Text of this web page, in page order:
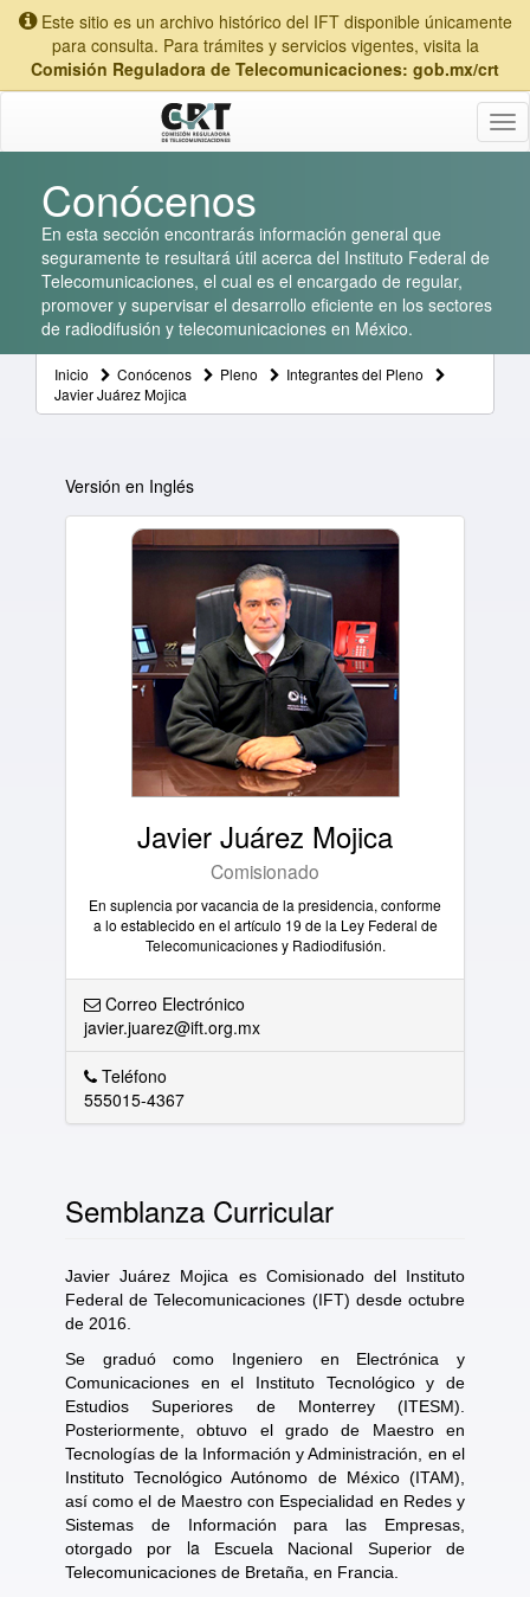
Este sitio es un archivo histórico del IFT disponible únicamente
para consulta. Para trámites y servicios vigentes, visita la
Comisión Reguladora de Telecomunicaciones: gob.mx/crt
Conócenos
En esta sección encontrarás información general que
seguramente te resultará útil acerca del Instituto Federal de
Telecomunicaciones, el cual es el encargado de regular,
promover y supervisar el desarrollo eficiente en los sectores
de radiodifusión y telecomunicaciones en México.
Inicio Conócenos Pleno
Integrantes del Pleno
Javier Juárez Mojica
Versión en Inglés
Javier Juárez Mojica
Comisionado
En suplencia por vacancia de la presidencia, conforme
a lo establecido en el artículo 19 de la Ley Federal de
Telecomunicaciones y Radiodifusión.
Correo Electrónico
javier.juarez@ift.org.mx
Teléfono
555015-4367
Semblanza Curricular
Javier Juárez Mojica es Comisionado del Instituto
Federal de Telecomunicaciones (IFT) desde octubre
de 2016.
Se graduó como Ingeniero en Electrónica y
Comunicaciones en el Instituto Tecnológico y de
Estudios Superiores de Monterrey (ITESM).
Posteriormente, obtuvo el grado de Maestro en
Tecnologías de la Información y Administración, en el
Instituto Tecnológico Autónomo de México (ITAM),
así como el de Maestro con Especialidad en Redes y
Sistemas de Información para las Empresas,
otorgado por
la
Escuela Nacional Superior de
Telecomunicaciones de Bretaña, en Francia.